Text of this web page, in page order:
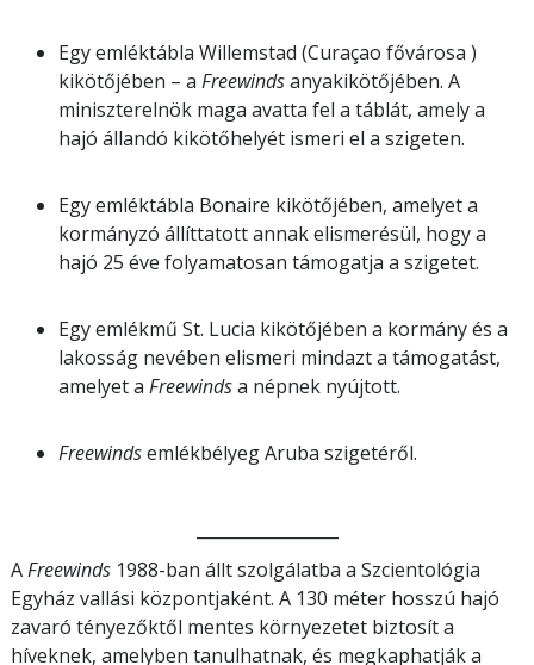
Egy emléktábla Willemstad (Curaçao fővárosa )
kikötőjében – a Freewindsanyakikötőjében. A
miniszterelnök maga avatta fel a táblát, amely a
hajó állandó kikötőhelyét ismeri el a szigeten.
Egy emléktábla Bonaire kikötőjében, amelyet a
kormányzó állíttatott annak elismerésül, hogy a
hajó 25 éve folyamatosan támogatja a szigetet.
Egy emlékmű St. Lucia kikötőjében a kormány és a
lakosság nevében elismeri mindazt a támogatást,
amelyet a Freewindsa népnek nyújtott.
Freewindsemlékbélyeg Aruba szigetéről.
AFreewinds 1988-ban állt szolgálatba a Szcientológia
Egyház vallási központjaként. A 130 méter hosszú hajó
zavaró tényezőktől mentes környezetet biztosít a
híveknek, amelyben tanulhatnak, és megkaphatják a